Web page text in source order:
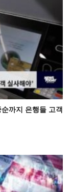
까지 은행들 고객